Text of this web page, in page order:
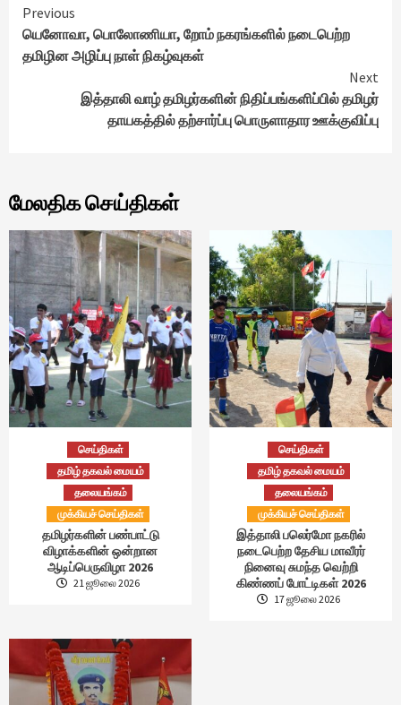
Continue
Reading
Previous
யெனோவா, பொலோணியா, றோம் நகரங்களில் நடைபெற்ற
தமிழின அழிப்பு நாள் நிகழ்வுகள்
Next
இத்தாலி வாழ் தமிழர்களின் நிதிப்பங்களிப்பில் தமிழர்
தாயகத்தில் தற்சார்ப்பு பொருளாதார ஊக்குவிப்பு
மேலதிக செய்திகள்
செய்திகள்
தமிழ் தகவல் மையம்
தலையங்கம்
முக்கியச் செய்திகள்
தமிழர்களின் பண்பாட்டு
விழாக்களின் ஒன்றான
ஆடிப்பெருவிழா 2026
21 ஜூலை 2026
செய்திகள்
தமிழ் தகவல் மையம்
தலையங்கம்
முக்கியச் செய்திகள்
இத்தாலி பலெர்மோ நகரில்
நடைபெற்ற தேசிய மாவீரர்
நினைவு சுமந்த வெற்றி
கிண்ணப் போட்டிகள் 2026
17 ஜூலை 2026